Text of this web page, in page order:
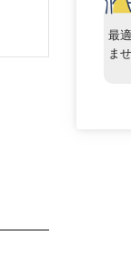
最
ま